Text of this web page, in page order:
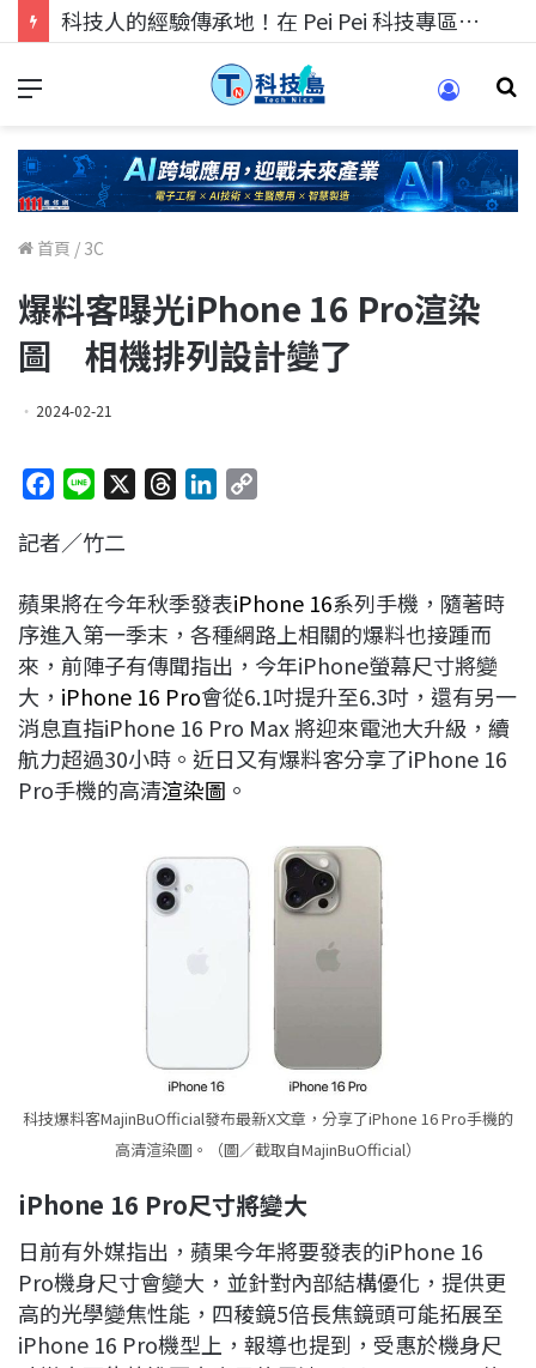
科技人的經驗傳承地！在 Pei Pei 科技專區，與學弟妹交流最硬核的技術
首頁 / 3C
爆料客曝光iPhone 16 Pro渲染
圖 相機排列設計變了
2024-02-21
c
b
o
o
k
n
a
d
s
e
d
I
n
L
i
n
k
記者／竹二
蘋果將在今年秋季發表iPhone 16系列手機，隨著時
序進入第一季末，各種網路上相關的爆料也接踵而
來，前陣子有傳聞指出，今年iPhone螢幕尺寸將變
大， iPhone 16 Pro會從6.1吋提升至6.3吋，還有另一
消息直指iPhone 16 Pro Max 將迎來電池大升級，續
航力超過30小時。近日又有爆料客分享了iPhone 16
Pro手機的高清渲染圖 。
科技爆料客MajinBuOfficial發布最新X文章，分享了iPhone 16 Pro手機的
高清渲染圖。（圖／截取自MajinBuOfficial）
iPhone 16 Pro尺寸將變大
日前有外媒指出，蘋果今年將要發表的iPhone 16
Pro機身尺寸會變大，並針對內部結構優化，提供更
高的光學變焦性能，四稜鏡5倍長焦鏡頭可能拓展至
iPhone 16 Pro機型上，報導也提到，受惠於機身尺